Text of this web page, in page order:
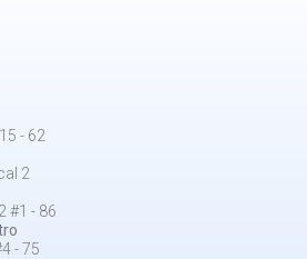
- 62
2
#1 - 86
- 75